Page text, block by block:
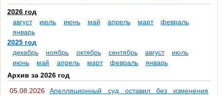
2026 год
август
июль июнь май апрель март
февраль
январь
2025 год
декабрь
ноябрь октябрь сентябрь август
июль
июнь
май апрель март февраль
январь
Архив за 2026 год
05.08.2026
Апелляционный суд оставил без изменения